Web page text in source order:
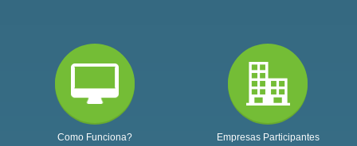
Como Funciona? Empresas Participantes